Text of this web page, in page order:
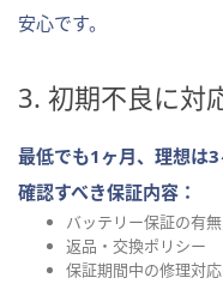
安心です。
3. 初期不良に対
最低でも1ヶ月、理想は
確認すべき保証内容：
バッテリー保証の有無
返品・交換ポリシー
保証期間中の修理対